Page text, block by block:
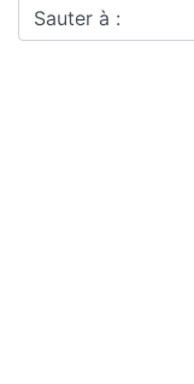
Sauter à :